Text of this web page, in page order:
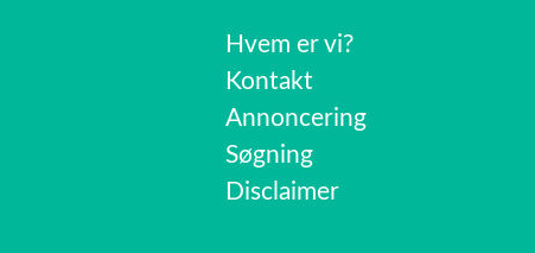
Hvem er vi?
Kontakt
Annoncering
Søgning
Disclaimer